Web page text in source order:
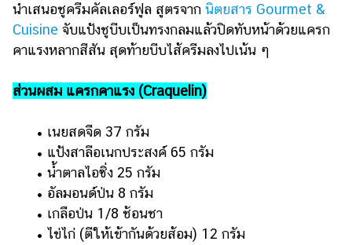
นำเสนอชูครีมคัลเลอร์ฟูล สูตรจาก นิตยสาร Gourmet &
Cuisine จับแป้งชูบีบเป็นทรงกลมแล้วปิดทับหน้าด้วยแครก
คาแรงหลากสีสัน สุดท้ายบีบไส้ครีมลงไปเน้น ๆ
ส่วนผสม แครกคาแรง (Craquelin)
• เนยสดจืด 37 กรัม
• แป้งสาลีอเนกประสงค์ 65 กรัม
• น้ำตาลไอซิ่ง 25 กรัม
• อัลมอนด์ป่น 8 กรัม
• เกลือป่น 1/8 ช้อนชา
• ไข่ไก่ (ตีให้เข้ากันด้วยส้อม) 12 กรัม